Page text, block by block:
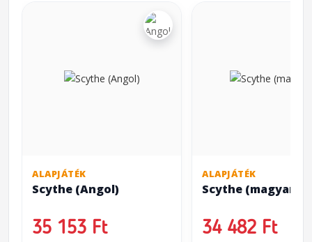
ALAPJÁTÉK
Scythe (Angol)
35 153 Ft
ALAPJÁTÉK
Scythe (magyar)
34 482 Ft